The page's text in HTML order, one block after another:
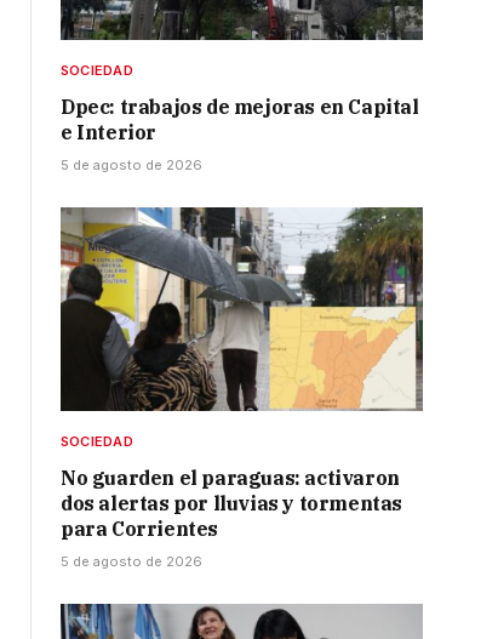
SOCIEDAD
Dpec: trabajos de mejoras en Capital
e Interior
5 de agosto de 2026
SOCIEDAD
No guarden el paraguas: activaron
dos alertas por lluvias y tormentas
para Corrientes
5 de agosto de 2026